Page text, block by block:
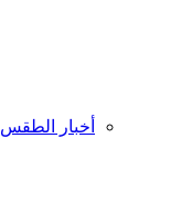
أخبار الطقس